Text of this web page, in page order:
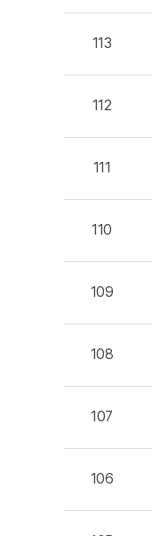
113
112
111
110
109
108
107
106